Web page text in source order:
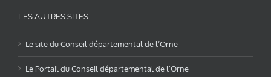
LES AUTRES SITES
Le site du Conseil départemental de l’Orne
Le Portail du Conseil départemental de l’Orne